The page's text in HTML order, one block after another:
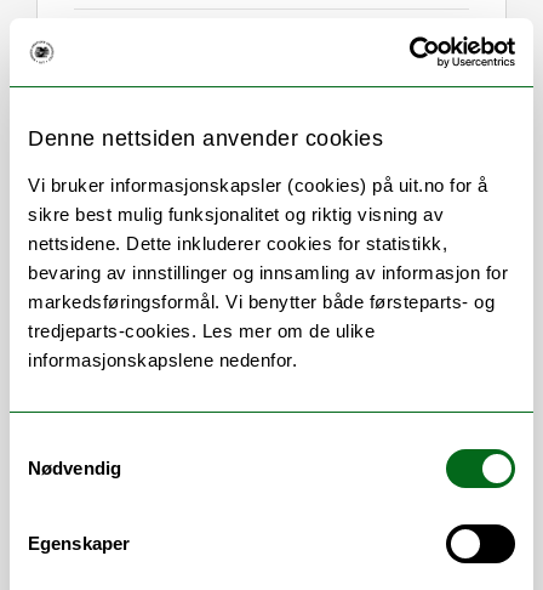
Denne nettsiden anvender cookies
Vi bruker informasjonskapsler (cookies) på uit.no for å
sikre best mulig funksjonalitet og riktig visning av
nettsidene. Dette inkluderer cookies for statistikk,
bevaring av innstillinger og innsamling av informasjon for
markedsføringsformål. Vi benytter både førsteparts- og
tredjeparts-cookies. Les mer om de ulike
informasjonskapslene nedenfor.
Nødvendig
Egenskaper
Ansvar for seksjonens arbeidsområder,
oppgaver innen forskning, innovasjon og
eksterne relasjoner, herunder:
Ledelse av seksjonen.
Bidra til utvikling og implementering
av universitetets strategier og mål.
Lederstøtte.
administrative støttefunksjoner som
Bidra til at organisasjonen har høy
kompetanse innen administrasjonen,